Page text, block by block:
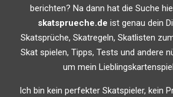
berichten? Na dann hat die Suche
skatsprueche.de ist genau dein
Skatsprüche, Skatregeln, Skatlisten
Skat spielen, Tipps, Tests und andere
um mein
Ich bin kein perfekter Skatspieler, kein